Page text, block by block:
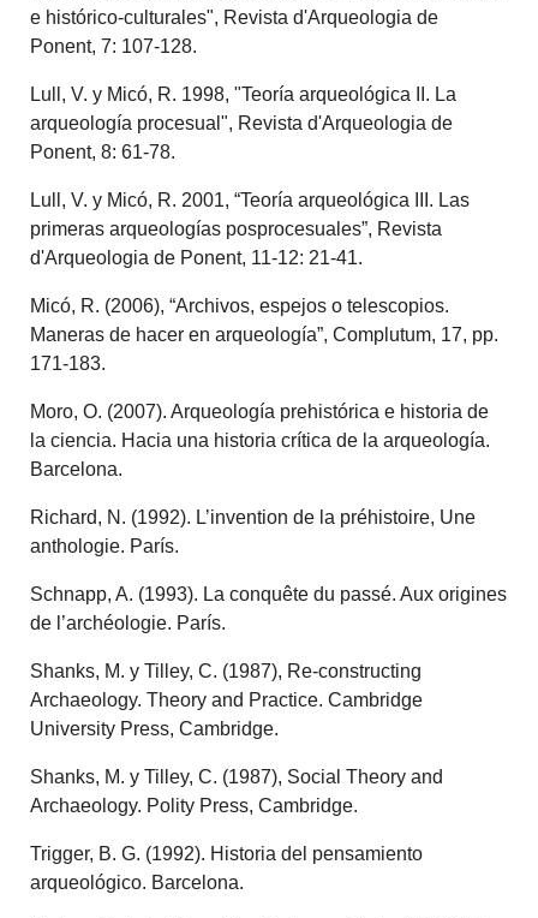
e histórico-culturales", Revista d'Arqueologia de
Ponent, 7: 107-128.
Lull, V. y Micó, R. 1998, "Teoría arqueológica II. La
arqueología procesual", Revista d'Arqueologia de
Ponent, 8: 61-78.
Lull, V. y Micó, R. 2001, “Teoría arqueológica III. Las
primeras arqueologías posprocesuales”, Revista
d'Arqueologia de Ponent, 11-12: 21-41.
Micó, R. (2006), “Archivos, espejos o telescopios.
Maneras de hacer en arqueología”, Complutum, 17, pp.
171-183.
Moro, O. (2007). Arqueología prehistórica e historia de
la ciencia. Hacia una historia crítica de la arqueología.
Barcelona.
Richard, N. (1992). L’invention de la préhistoire, Une
anthologie. París.
Schnapp, A. (1993). La conquête du passé. Aux origines
de l’archéologie. París.
Shanks, M. y Tilley, C. (1987), Re-constructing
Archaeology. Theory and Practice. Cambridge
University Press, Cambridge.
Shanks, M. y Tilley, C. (1987), Social Theory and
Archaeology. Polity Press, Cambridge.
Trigger, B. G. (1992). Historia del pensamiento
arqueológico. Barcelona.